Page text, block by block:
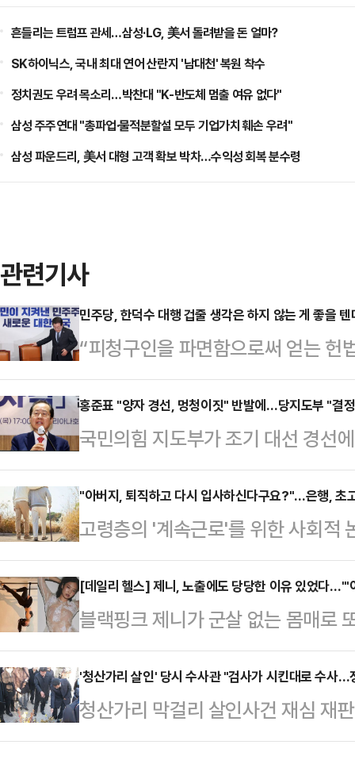
흔들리는 트럼프 관세…삼성·LG, 美서 돌려받을 돈 얼마?
SK하이닉스, 국내 최대 연어 산란지 '남대천' 복원 착수
정치권도 우려 목소리…박찬대 "K-반도체 멈출 여유 없다"
삼성 주주연대 "총파업·물적분할설 모두 기업가치 훼손 우려"
삼성 파운드리, 美서 대형 고객 확보 박차…수익성 회복 분수령
관련기사
민주당, 한덕수 대행 겁줄 생각은 하지 않는 게 좋을 텐
“피청구인을 파면함으로써 얻는 헌
국가적 손실을 압도할 정도로 크다
선고문의 결론이다. 헌재 재판관 8
날까? 국민과 역사의 법정에서는
더불어민주당으로서는 실로 오래
에서 몰아내는 데 성공했다. 지금
대한민국은 한덕수 대통령 권한대
를 하는 사람은 따로 있다.…
홍준표 "양자 경선, 멍청이짓" 반발에…당지도부 "결
국민의힘 지도부가 조기 대선 경선
최후 두 후보를 뽑아 양자 결선을
것이 없다"고 밝혔다.이양수 국민
나 '양자 결선 구도에 대해 찬탄(탄
다는 지적이 나왔다'는 물음에 "양
앞서 일부 언론은 국민의힘이 이번
의 득표가 과반에 못 미칠 경우 결
보도했다…
"아버지, 퇴직하고 다시 입사하신다구요?"…은행, 초
고령층의 '계속근로'를 위한 사회적
직 후 재고용' 제도가 떠오르고 있
취업률 하락 등 여러 부작용을 동반
고용 기회를 제공하는 등 고령층 일
위기다.8일 금융권에 따르면 초고
계속근로에 대한 고민이 깊어지고
직 후에도 더 오래 생산적으로 일할
국은행 조사국 고…
[데일리 헬스] 제니, 노출에도 당당한 이유 있었다…"'
블랙핑크 제니가 군살 없는 몸매로
거진 '옴므걸스'는 공식 SNS(소셜
했다.공개된 화보 속 제니는 군살
을 끌었다.제니는 최근 몸매를 드러
보이고 있다.지난달 29일(현지시
'청산가리 살인' 당시 수사관 "검사가 시킨대로 수사…
청산가리 막걸리 살인사건 재심 재
관이 증인으로 출석해 "당시 수사